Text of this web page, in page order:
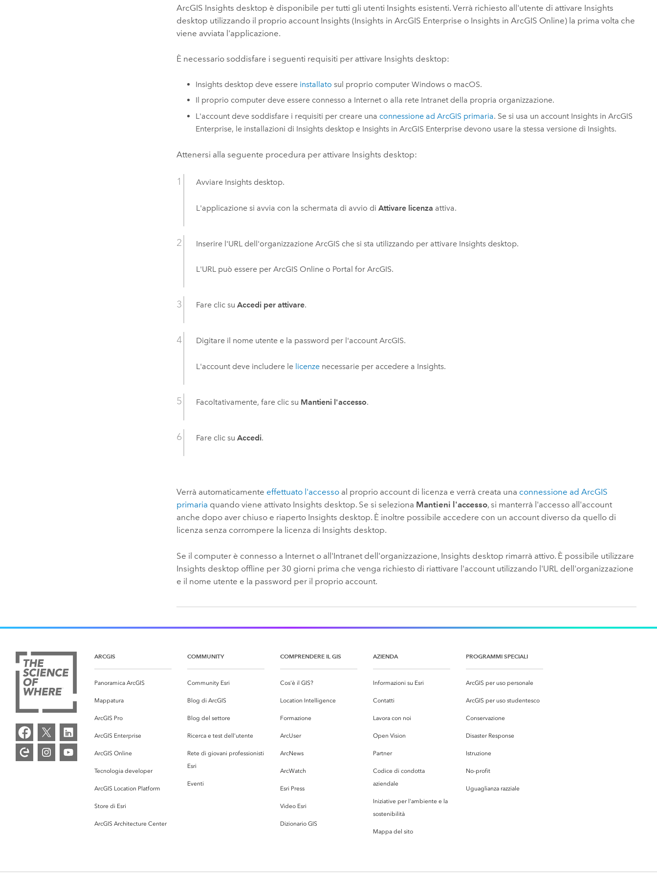
Esplorare ArcGIS Pro
Tutte le storie Leggi la storia
ArcGIS Insights desktop è disponibile per tutti gli utenti Insights esistenti. Verrà richiesto all'utente di attivare Insights
desktop utilizzando il proprio account Insights (Insights in ArcGIS Enterprise o Insights in ArcGIS Online) la prima volta che
viene avviata l'applicazione.
È necessario soddisfare i seguenti requisiti per attivare Insights desktop:
Insights desktopdeve essere installato sul proprio computer Windowso macOS.
Il proprio computer deve essere connesso a Internet o alla rete Intranet della propria organizzazione.
L'account deve soddisfare i requisiti per creare una connessione ad ArcGIS primaria. Se si usa un account Insights in ArcGIS
Enterprise, le installazioni di Insights desktope Insights in ArcGIS Enterprisedevono usare la stessa versione di Insights.
Attenersi alla seguente procedura per attivare Insights desktop:
Avviare Insights desktop.
L'applicazione si avvia con la schermata di avvio diAttivare licenza attiva.
Inserire l'URL dell'organizzazione ArcGIS che si sta utilizzando per attivare Insights desktop.
L'URL può essere perArcGIS Online o Portal for ArcGIS.
Fare clic suAccedi per attivare.
Digitare il nome utente e la password per l'account ArcGIS.
L'account deve includere le licenze necessarie per accedere a Insights.
Facoltativamente, fare clic su Mantieni l'accesso.
Fare clic suAccedi.
Verrà automaticamente effettuato l'accesso al proprio account di licenza e verrà creata una connessione ad ArcGIS
primaria quando viene attivato Insights desktop. Se si seleziona Mantieni l'accesso, si manterrà l'accesso all'account
anche dopo aver chiuso e riaperto Insights desktop. È inoltre possibile accedere con un account diverso da quello di
licenza senza corrompere la licenza di Insights desktop.
Se il computer è connesso a Internet o all'Intranet dell'organizzazione, Insights desktop rimarrà attivo. È possibile utilizzare
Insights desktop offline per 30 giorni prima che venga richiesto di riattivare l'account utilizzando l'URL dell'organizzazione
e il nome utente e la password per il proprio account.
ARCGIS
Panoramica ArcGIS
Mappatura
ArcGIS Pro
ArcGIS Enterprise
ArcGIS Online
Tecnologia developer
ArcGIS Location Platform
Store di Esri
ArcGIS Architecture Center
COMMUNITY
Community Esri
Blog di ArcGIS
Blog del settore
Ricerca e test dell'utente
Rete di giovani professionisti
Esri
Eventi
COMPRENDERE IL GIS
Cos'è il GIS?
Location Intelligence
Formazione
ArcUser
ArcNews
ArcWatch
Esri Press
Video Esri
Dizionario GIS
AZIENDA
Informazioni su Esri
Contatti
Lavora con noi
Open Vision
Partner
Codice di condotta
aziendale
Iniziative per l'ambiente e la
sostenibilità
Mappa del sito
PROGRAMMI SPECIALI
ArcGIS per uso personale
ArcGIS per uso studentesco
Conservazione
Disaster Response
Istruzione
No-profit
Uguaglianza razziale